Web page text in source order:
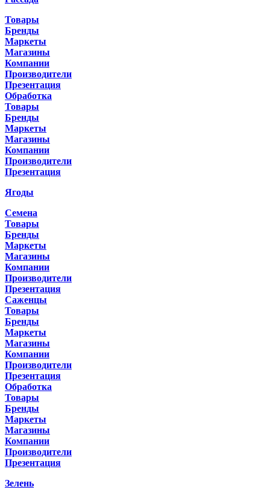
Товары
Бренды
Маркеты
Магазины
Компании
Производители
Презентация
Обработка
Товары
Бренды
Маркеты
Магазины
Компании
Производители
Презентация
Ягоды
Семена
Товары
Бренды
Маркеты
Магазины
Компании
Производители
Презентация
Саженцы
Товары
Бренды
Маркеты
Магазины
Компании
Производители
Презентация
Обработка
Товары
Бренды
Маркеты
Магазины
Компании
Производители
Презентация
Зелень